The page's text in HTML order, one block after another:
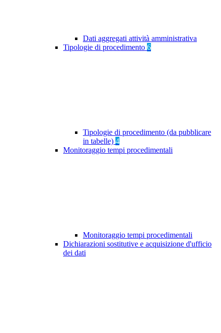
Dati aggregati attività amministrativa
Tipologie di procedimento 6
Tipologie di procedimento (da pubblicare
in tabelle) 4
Monitoraggio tempi procedimentali
Monitoraggio tempi procedimentali
Dichiarazioni sostitutive e acquisizione d'ufficio
dei dati